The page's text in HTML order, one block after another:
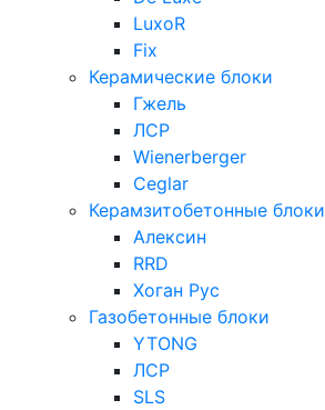
LuxoR
Fix
Керамические блоки
Гжель
ЛСР
Wienerberger
Ceglar
Керамзитобетонные блоки
Алексин
RRD
Хоган Рус
Газобетонные блоки
YTONG
ЛСР
SLS